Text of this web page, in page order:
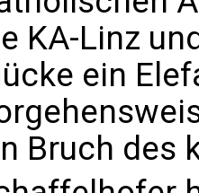
KA-Linz
ein
Bruch des